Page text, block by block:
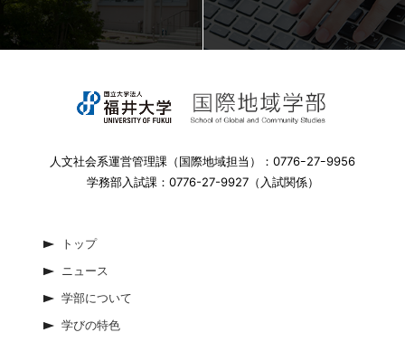
人文社会系運営管理課（国際地域担当）：0776ｰ27ｰ9956
学務部入試課：0776-27-9927（入試関係）
トップ
ニュース
学部について
学びの特色